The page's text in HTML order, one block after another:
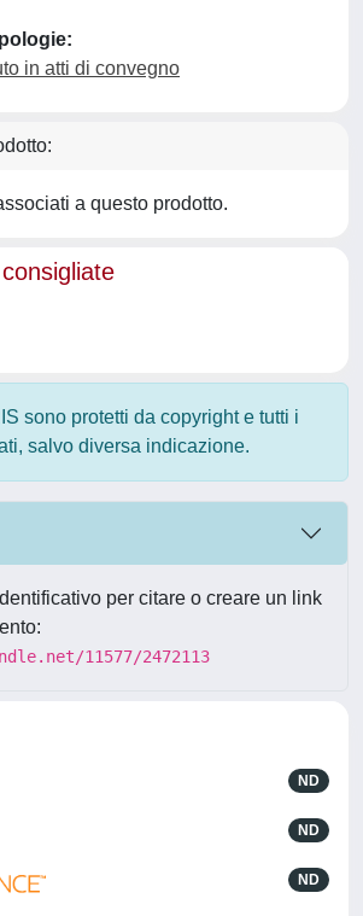
in atti di convegno
a questo prodotto.
sono protetti da copyright e tutti i
salvo diversa indicazione.
per citare o creare un link
11577/2472113
ND
ND
ND